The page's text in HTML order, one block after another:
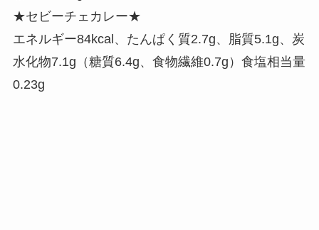
★セビーチェカレー★
エネルギー84kcal、たんぱく質2.7g、脂質5.1g、炭
水化物7.1g（糖質6.4g、食物繊維0.7g）食塩相当量
0.23g